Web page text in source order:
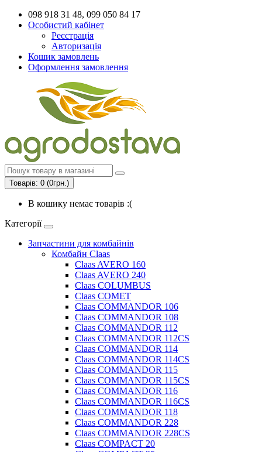
098 918 31 48, 099 050 84 17
Особистий кабінет
Реєстрація
Авторизація
Кошик замовлень
Оформлення замовлення
Товарів: 0 (0грн.)
В кошику немає товарів :(
Категорії
Запчастини для комбайнів
Комбайн Claas
Claas AVERO 160
Claas AVERO 240
Claas COLUMBUS
Claas COMET
Claas COMMANDOR 106
Claas COMMANDOR 108
Claas COMMANDOR 112
Claas COMMANDOR 112CS
Claas COMMANDOR 114
Claas COMMANDOR 114CS
Claas COMMANDOR 115
Claas COMMANDOR 115CS
Claas COMMANDOR 116
Claas COMMANDOR 116CS
Claas COMMANDOR 118
Claas COMMANDOR 228
Claas COMMANDOR 228CS
Claas COMPACT 20